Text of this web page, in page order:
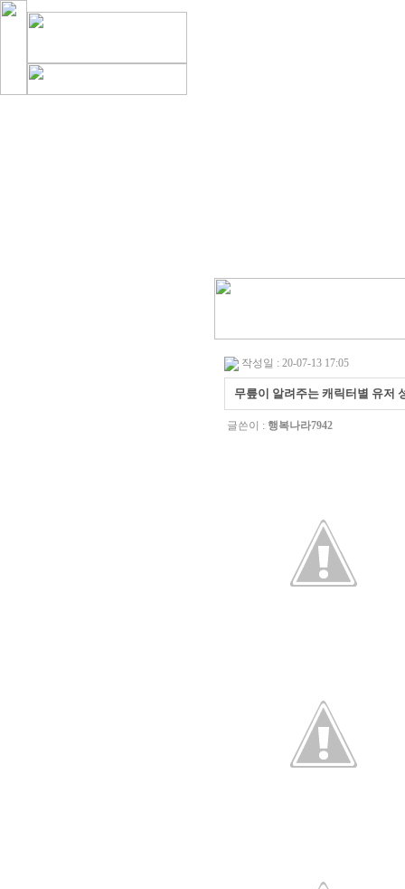
작성일 : 20-07-13 17:05
무릎이 알려주는 캐릭터별 유저
글쓴이 : 행복나라7942